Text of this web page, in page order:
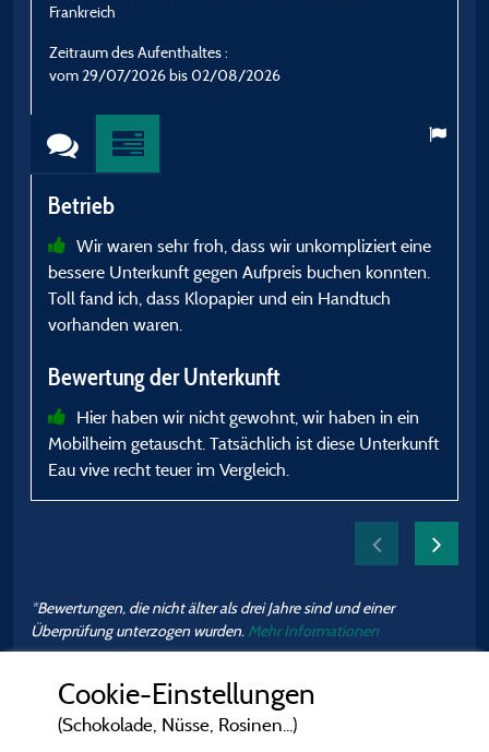
Frankreich
Zeitraum des Aufenthaltes :
vom 29/07/2026 bis 02/08/2026
Betrieb
Wir waren sehr froh, dass wir unkompliziert eine
bessere Unterkunft gegen Aufpreis buchen konnten.
Toll fand ich, dass Klopapier und ein Handtuch
vorhanden waren.
Bewertung der Unterkunft
Hier haben wir nicht gewohnt, wir haben in ein
Mobilheim getauscht. Tatsächlich ist diese Unterkunft
Eau vive recht teuer im Vergleich.
*Bewertungen, die nicht älter als drei Jahre sind und einer
Überprüfung unterzogen wurden. Mehr Informationen
Cookie-Einstellungen
(Schokolade, Nüsse, Rosinen...)